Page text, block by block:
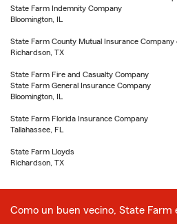
State Farm Indemnity Company
Bloomington, IL
State Farm County Mutual Insurance Company
Richardson, TX
State Farm Fire and Casualty Company
State Farm General Insurance Company
Bloomington, IL
State Farm Florida Insurance Company
Tallahassee, FL
State Farm Lloyds
Richardson, TX
Como un buen vecino, State Farm